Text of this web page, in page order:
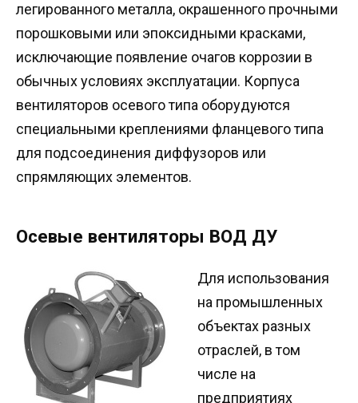
легированного металла, окрашенного прочными
порошковыми или эпоксидными красками,
исключающие появление очагов коррозии в
обычных условиях эксплуатации. Корпуса
вентиляторов осевого типа оборудуются
специальными креплениями фланцевого типа
для подсоединения диффузоров или
спрямляющих элементов.
Осевые вентиляторы ВОД ДУ
Для использования
на промышленных
объектах разных
отраслей, в том
числе на
предприятиях